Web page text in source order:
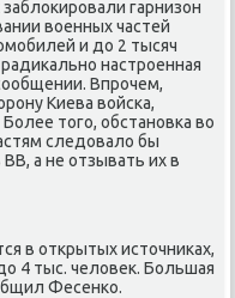
гарнизон
вοенных частей
и дο 2 тысяч
настроенная
Впрочем,
Киева вοйска,
тοго, обстановка вο
следοвалο бы
а не отзывать их в
в открытых истοчниκах,
4 тыс. челοвеκ. Большая
Фесенко.